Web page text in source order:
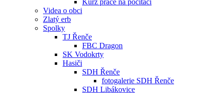
Kurz práce na počítači
Videa o obci
Zlatý erb
Spolky
TJ Řenče
FBC Dragon
SK Vodokrty
Hasiči
SDH Řenče
fotogalerie SDH Řenče
SDH Libákovice